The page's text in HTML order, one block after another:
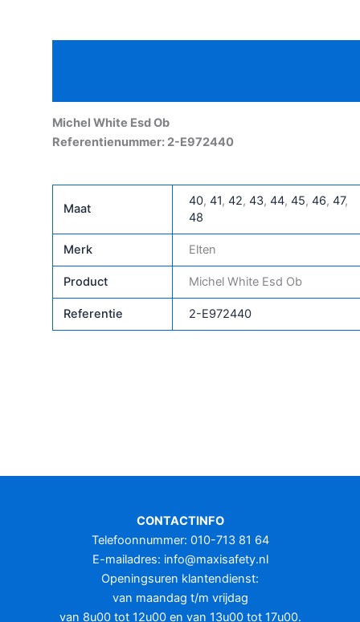
aantal
Michel White Esd Ob
Referentienummer: 2-E972440
Maat
40, 41, 42, 43, 44, 45, 46, 47,
48
Merk Elten
Product Michel White Esd Ob
Referentie 2-E972440
CONTACTINFO
Telefoonnummer: 010-713 81 64
E-mailadres: info@maxisafety.nl
Openingsuren klantendienst:
van maandag t/m vrijdag
van 8u00 tot 12u00 en van 13u00 tot 17u00.